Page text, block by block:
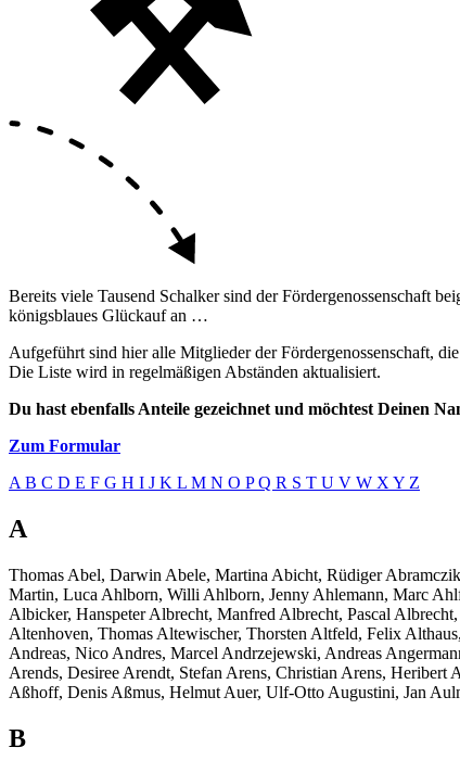
Bereits viele Tausend Schalker sind der Fördergenossenschaft
königsblaues Glückauf an …
Aufgeführt sind hier alle Mitglieder der Fördergenossenschaft,
Die Liste wird in regelmäßigen Abständen aktualisiert.
Du hast ebenfalls Anteile gezeichnet und möchtest Deinen
Zum Formular
A B C D E F G H I J K L M N O PQ R S T U V W X Y Z
A
Thomas Abel, Darwin Abele, Martina Abicht, Rüdiger
Martin, Luca Ahlborn, Willi Ahlborn, Jenny Ahlemann, Marc
Albicker, Hanspeter Albrecht, Manfred Albrecht, Pascal
Altenhoven, Thomas Altewischer, Thorsten Altfeld, Felix
Andreas, Nico Andres, Marcel Andrzejewski, Andreas
Arends, Desiree Arendt, Stefan Arens, Christian Arens,
Aßhoff, Denis Aßmus, Helmut Auer, Ulf-Otto Augustini, Jan
B